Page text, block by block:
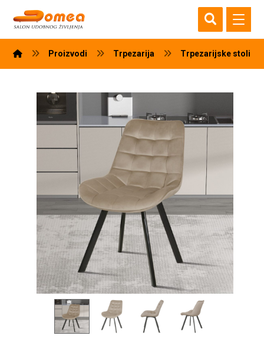
Proizvodi Trpezarija Trpezarijske stolice